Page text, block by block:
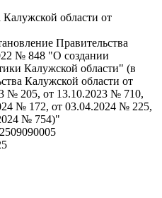
области от
Правительства
№ 848 "О создании
Калужской области" (в
Калужской области от
№ 205, от 13.10.2023 № 710,
№ 172, от 03.04.2024 № 225,
№ 754)"